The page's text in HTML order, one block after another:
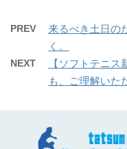
PREV
来るべき土日の
く。
NEXT
【ソフトテニ
も、ご理解いた